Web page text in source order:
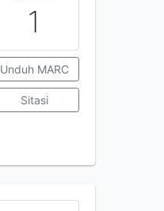
1
Unduh MARC
Sitasi